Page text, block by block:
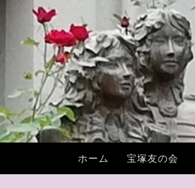
へ
ス
キ
ホーム 宝塚友の会